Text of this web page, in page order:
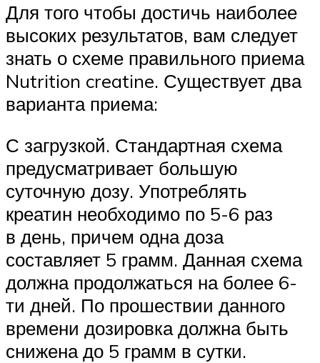
Для того чтобы достичь наиболее
высоких результатов, вам следует
знать о схеме правильного приема
Nutrition creatine. Существует два
варианта приема:
С загрузкой. Стандартная схема
предусматривает большую
суточную дозу. Употреблять
креатин необходимо по 5-6 раз
в день, причем одна доза
составляет 5 грамм. Данная схема
должна продолжаться на более 6-
ти дней. По прошествии данного
времени дозировка должна быть
снижена до 5 грамм в сутки.